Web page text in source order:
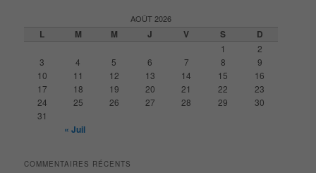
AOÛT 2026
L M M J V S D
1
2
3
4 5 6 7 8
9
10
11 12 13 14 15
16
17
18 19 20 21 22
23
24
25 26 27 28 29
30
31
« Juil
COMMENTAIRES RÉCENTS